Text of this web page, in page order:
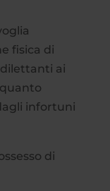
fisica di
ai
infortuni
di